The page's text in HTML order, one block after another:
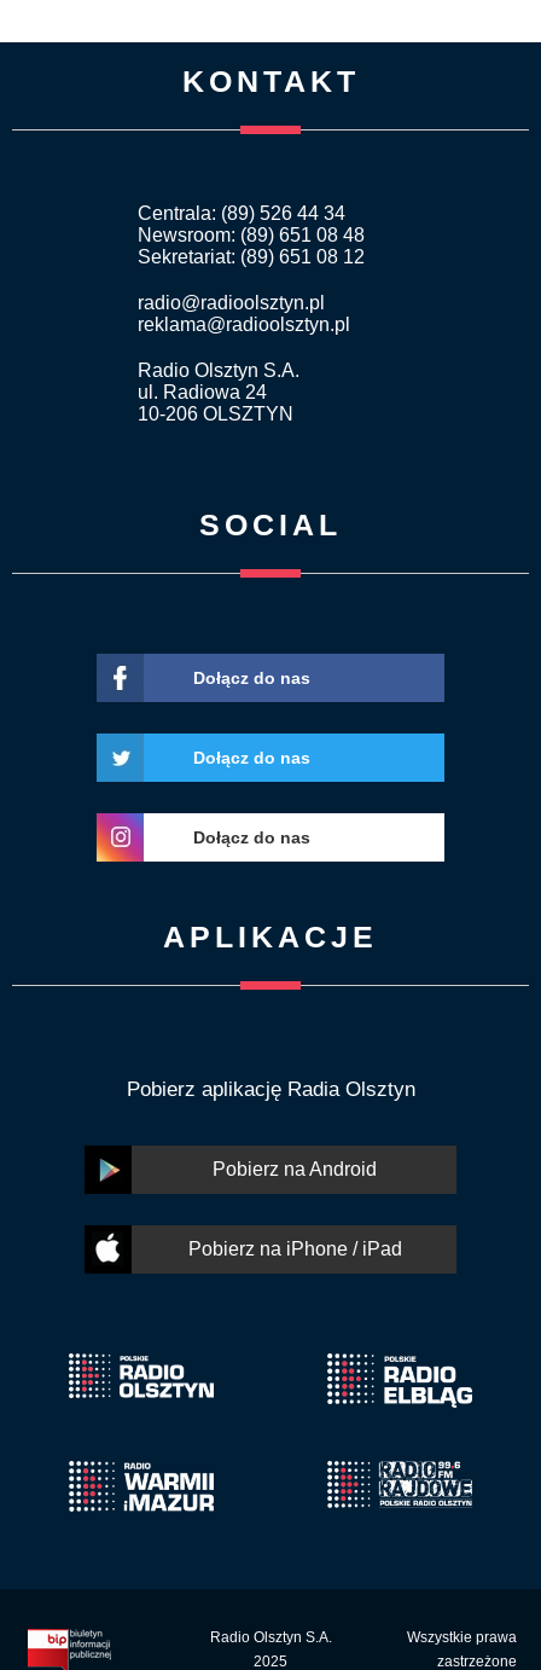
KONTAKT
Centrala: (89) 526 44 34
Newsroom: (89) 651 08 48
Sekretariat: (89) 651 08 12
radio@radioolsztyn.pl
reklama@radioolsztyn.pl
Radio Olsztyn S.A.
ul. Radiowa 24
10-206 OLSZTYN
SOCIAL
Dołącz do nas
Dołącz do nas
Dołącz do nas
APLIKACJE
Pobierz aplikację Radia Olsztyn
Pobierz na Android
Pobierz na iPhone / iPad
Radio Olsztyn S.A.
2025
Wszystkie prawa
zastrzeżone